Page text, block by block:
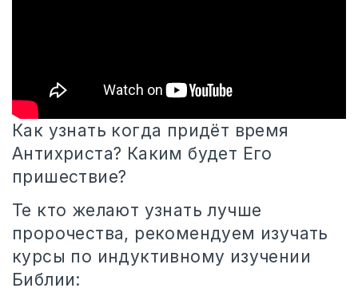
Как узнать когда придёт время
Антихриста? Каким будет Его
пришествие?
Те кто желают узнать лучше
пророчества, рекомендуем изучать
курсы по индуктивному изучении
Библии: